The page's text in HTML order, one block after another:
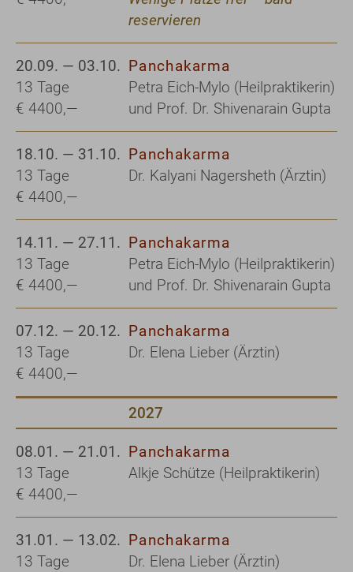
reservieren
20.09. — 03.10.
13 Tage
€ 4400,—
Panchakarma
Petra Eich-Mylo (Heilpraktikerin)
und Prof. Dr. Shivenarain Gupta
18.10. — 31.10.
13 Tage
€ 4400,—
Panchakarma
Dr. Kalyani Nagersheth (Ärztin)
14.11. — 27.11.
13 Tage
€ 4400,—
Panchakarma
Petra Eich-Mylo (Heilpraktikerin)
und Prof. Dr. Shivenarain Gupta
07.12. — 20.12.
13 Tage
€ 4400,—
Panchakarma
Dr. Elena Lieber (Ärztin)
2027
08.01. — 21.01.
13 Tage
€ 4400,—
Panchakarma
Alkje Schütze (Heilpraktikerin)
31.01. — 13.02.
13 Tage
Panchakarma
Dr. Elena Lieber (Ärztin)